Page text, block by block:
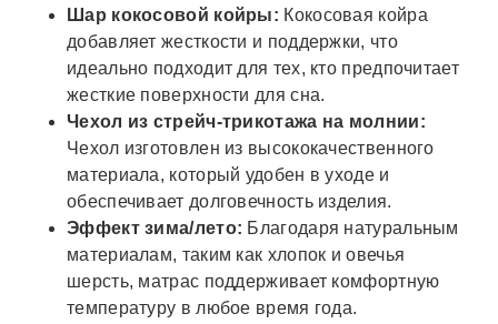
Шар кокосовой койры: Кокосовая койра
добавляет жесткости и поддержки, что
идеально подходит для тех, кто предпочитает
жесткие поверхности для сна.
Чехол из стрейч-трикотажа на молнии:
Чехол изготовлен из высококачественного
материала, который удобен в уходе и
обеспечивает долговечность изделия.
Эффект зима/лето: Благодаря натуральным
материалам, таким как хлопок и овечья
шерсть, матрас поддерживает комфортную
температуру в любое время года.